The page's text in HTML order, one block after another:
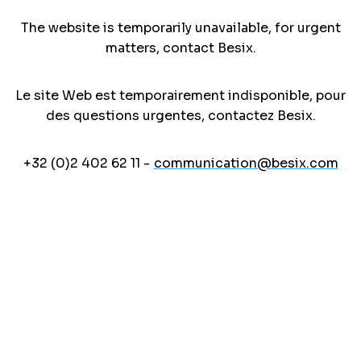
The website is temporarily unavailable, for urgent
matters, contact Besix.
Le site Web est temporairement indisponible, pour
des questions urgentes, contactez Besix.
+32 (0)2 402 62 11 - communication@besix.com